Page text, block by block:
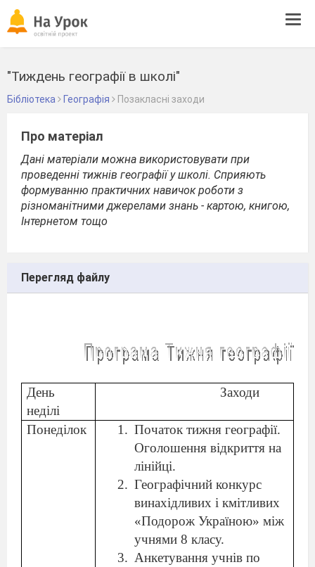
"Тиждень географії в школі"
Бібліотека Географія Позакласні заходи
Про матеріал
Дані матеріали можна використовувати при
проведенні тижнів географії у школі. Сприяють
формуванню практичних навичок роботи з
різноманітними джерелами знань - картою, книгою,
Інтернетом тощо
Перегляд файлу
День
неділі
Заходи
Понеділок
Початок тижня географії.
Оголошення відкриття на
лінійці.
Географічний конкурс
винахідливих і кмітливих
«Подорож Україною» між
учнями 8 класу.
Анкетування учнів по